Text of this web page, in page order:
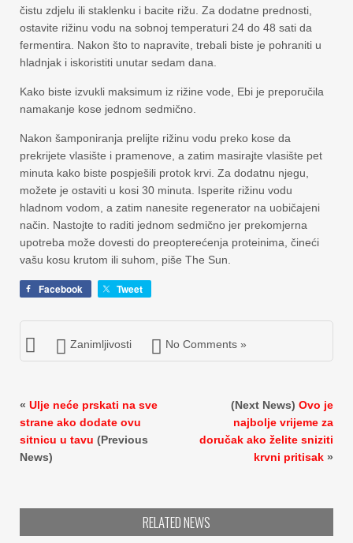
čistu zdjelu ili staklenku i bacite rižu. Za dodatne prednosti,
ostavite rižinu vodu na sobnoj temperaturi 24 do 48 sati da
fermentira. Nakon što to napravite, trebali biste je pohraniti u
hladnjak i iskoristiti unutar sedam dana.
Kako biste izvukli maksimum iz rižine vode, Ebi je preporučila
namakanje kose jednom sedmično.
Nakon šamponiranja prelijte rižinu vodu preko kose da
prekrijete vlasište i pramenove, a zatim masirajte vlasište pet
minuta kako biste pospješili protok krvi. Za dodatnu njegu,
možete je ostaviti u kosi 30 minuta. Isperite rižinu vodu
hladnom vodom, a zatim nanesite regenerator na uobičajeni
način. Nastojte to raditi jednom sedmično jer prekomjerna
upotreba može dovesti do preopterećenja proteinima, čineći
vašu kosu krutom ili suhom, piše The Sun.
Facebook Tweet
Zanimljivosti No Comments »
« Ulje neće prskati na sve
strane ako dodate ovu
sitnicu u tavu (Previous
News)
(Next News) Ovo je
najbolje vrijeme za
doručak ako želite sniziti
krvni pritisak »
RELATED NEWS